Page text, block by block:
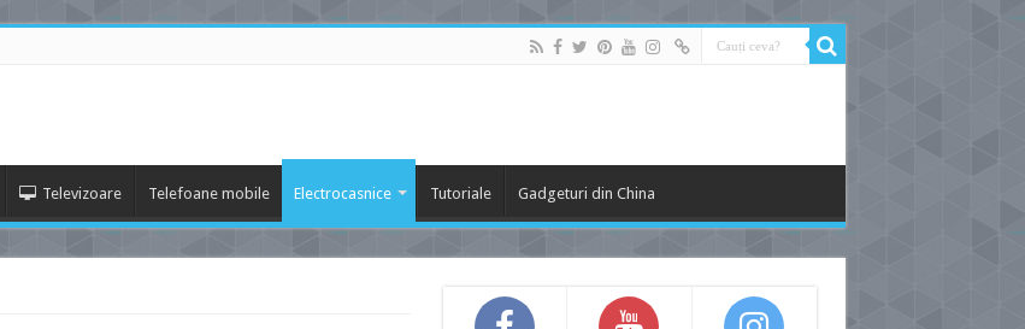
Televizoare Telefoane mobile Electrocasnice Tutoriale Gadgeturi din China